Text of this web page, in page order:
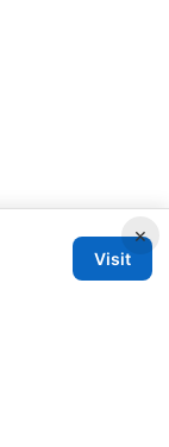
×
Visit